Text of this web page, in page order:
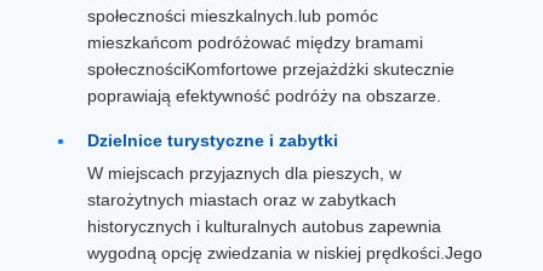
społeczności mieszkalnych.lub pomóc
mieszkańcom podróżować między bramami
społecznościKomfortowe przejażdżki skutecznie
poprawiają efektywność podróży na obszarze.
Dzielnice turystyczne i zabytki
W miejscach przyjaznych dla pieszych, w
starożytnych miastach oraz w zabytkach
historycznych i kulturalnych autobus zapewnia
wygodną opcję zwiedzania w niskiej prędkości.Jego